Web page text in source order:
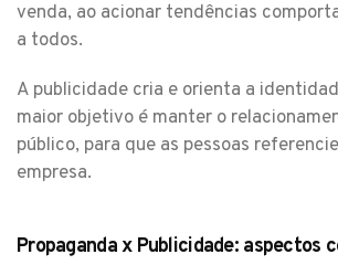
venda, ao acionar tendências
a todos.
A publicidade cria e orienta a
maior objetivo é manter o
público, para que as pessoas
empresa.
Propaganda x Publicidade: aspectos